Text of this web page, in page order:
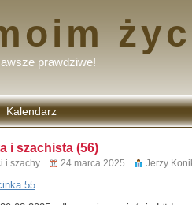
prawdziwe!
Kalendarz
i szachista (56)
i szachy 24 marca 2025 Jerzy
55